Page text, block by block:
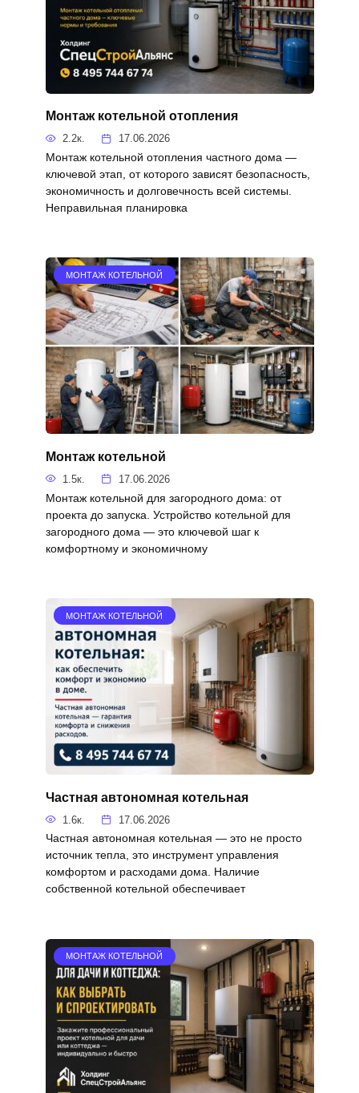
Монтаж котельной отопления
2.2к. 17.06.2026
Монтаж котельной отопления частного дома —
ключевой этап, от которого зависят безопасность,
экономичность и долговечность всей системы.
Неправильная планировка
МОНТАЖ КОТЕЛЬНОЙ
Монтаж котельной
1.5к. 17.06.2026
Монтаж котельной для загородного дома: от
проекта до запуска. Устройство котельной для
загородного дома — это ключевой шаг к
комфортному и экономичному
МОНТАЖ КОТЕЛЬНОЙ
Частная автономная котельная
1.6к. 17.06.2026
Частная автономная котельная — это не просто
источник тепла, это инструмент управления
комфортом и расходами дома. Наличие
собственной котельной обеспечивает
МОНТАЖ КОТЕЛЬНОЙ